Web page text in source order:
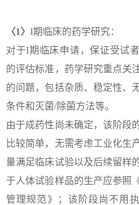
〈1〉 I期临床的药学研究：
对于I期临床申请，保证受试
的评估标准，药学研究重点关
的问题，包括杂质、稳定性、
条件和灭菌/除菌方法等。
由于成药性尚未确定，该阶段
比较简单，无需考虑工业化生
量满足临床试验以及后续留样
于人体试验样品的生产应参照
管理规范》；该阶段尚不用